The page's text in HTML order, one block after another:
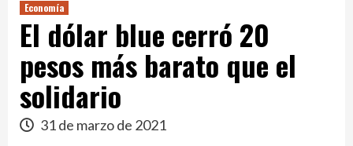
Economía
El dólar blue cerró 20
pesos más barato que el
solidario
31 de marzo de 2021